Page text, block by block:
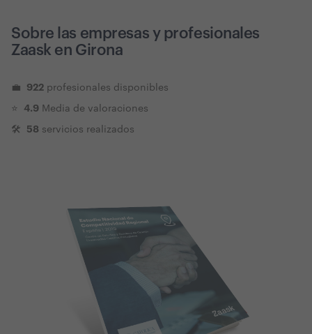
Sobre las empresas y profesionales
Zaask en Girona
💼 922 profesionales disponibles
⭐️ 4.9 Media de valoraciones
🛠 58 servicios realizados